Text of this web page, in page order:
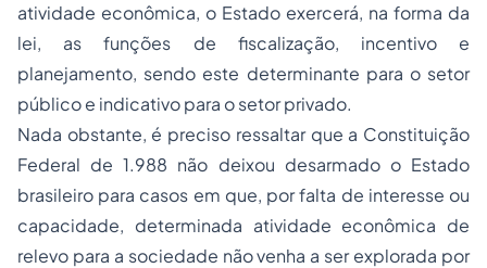
atividade econômica, o Estado exercerá, na forma da
lei, as funções de fiscalização, incentivo e
planejamento, sendo este determinante para o setor
público e indicativo para o setor privado.
Nada obstante, é preciso ressaltar que a Constituição
Federal de 1.988 não deixou desarmado o Estado
brasileiro para casos em que, por falta de interesse ou
capacidade, determinada atividade econômica de
relevo para a sociedade não venha a ser explorada por